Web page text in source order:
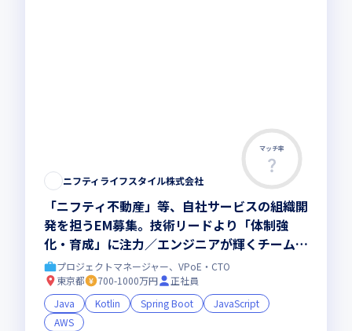
マッチ率
ニフティライフスタイル株式会社
「ニフティ不動産」等、自社サービスの組織開
発を担うEM募集。技術リードより「体制強
化・育成」に注力／エンジニアが輝くチームを
創るプロジェクトマネージャー、VPoE・CTO
東京都
700-1000万円
正社員
Java
Kotlin Spring Boot
JavaScript
AWS